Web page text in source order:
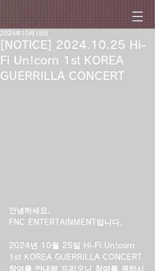
[NOTICE] 2024.10.25 Hi-
Fi Un!corn 1st KOREA
GUERRILLA CONCERT
2024年10月19日
안녕하세요.
FNC ENTERTAINMENT입니다.
2024년 10월 25일 Hi-Fi Un!corn
1st KOREA GUERRILLA CONCERT
참여를 안내해 드리오니 참여를 원하시